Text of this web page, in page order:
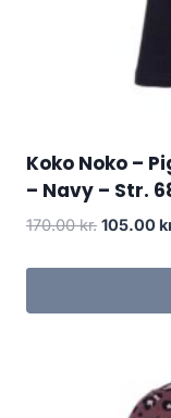
Koko Noko –
– Navy – Str.
170.00kr. Original
was:
105.00